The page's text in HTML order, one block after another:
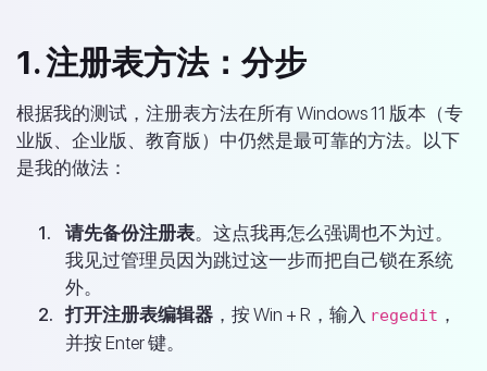
1. 注册表方法：分步
根据我的测试，注册表方法在所有 Windows 11 版本（专
业版、企业版、教育版）中仍然是最可靠的方法。以下
是我的做法：
请先备份注册表。这点我再怎么强调也不为过。
我见过管理员因为跳过这一步而把自己锁在系统
外。
打开注册表编辑器 ，按 Win + R，输入 regedit ，
并按 Enter 键。